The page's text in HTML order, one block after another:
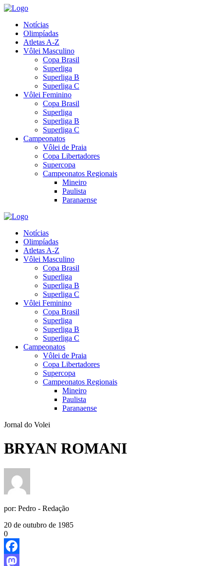
Notícias
Olimpíadas
Atletas A-Z
Vôlei Masculino
Copa Brasil
Superliga
Superliga B
Superliga C
Vôlei Feminino
Copa Brasil
Superliga
Superliga B
Superliga C
Campeonatos
Vôlei de Praia
Copa Libertadores
Supercopa
Campeonatos Regionais
Mineiro
Paulista
Paranaense
Notícias
Olimpíadas
Atletas A-Z
Vôlei Masculino
Copa Brasil
Superliga
Superliga B
Superliga C
Vôlei Feminino
Copa Brasil
Superliga
Superliga B
Superliga C
Campeonatos
Vôlei de Praia
Copa Libertadores
Supercopa
Campeonatos Regionais
Mineiro
Paulista
Paranaense
Jornal do Volei
BRYAN ROMANI
por: Pedro - Redação
20 de outubro de 1985
0
Facebook